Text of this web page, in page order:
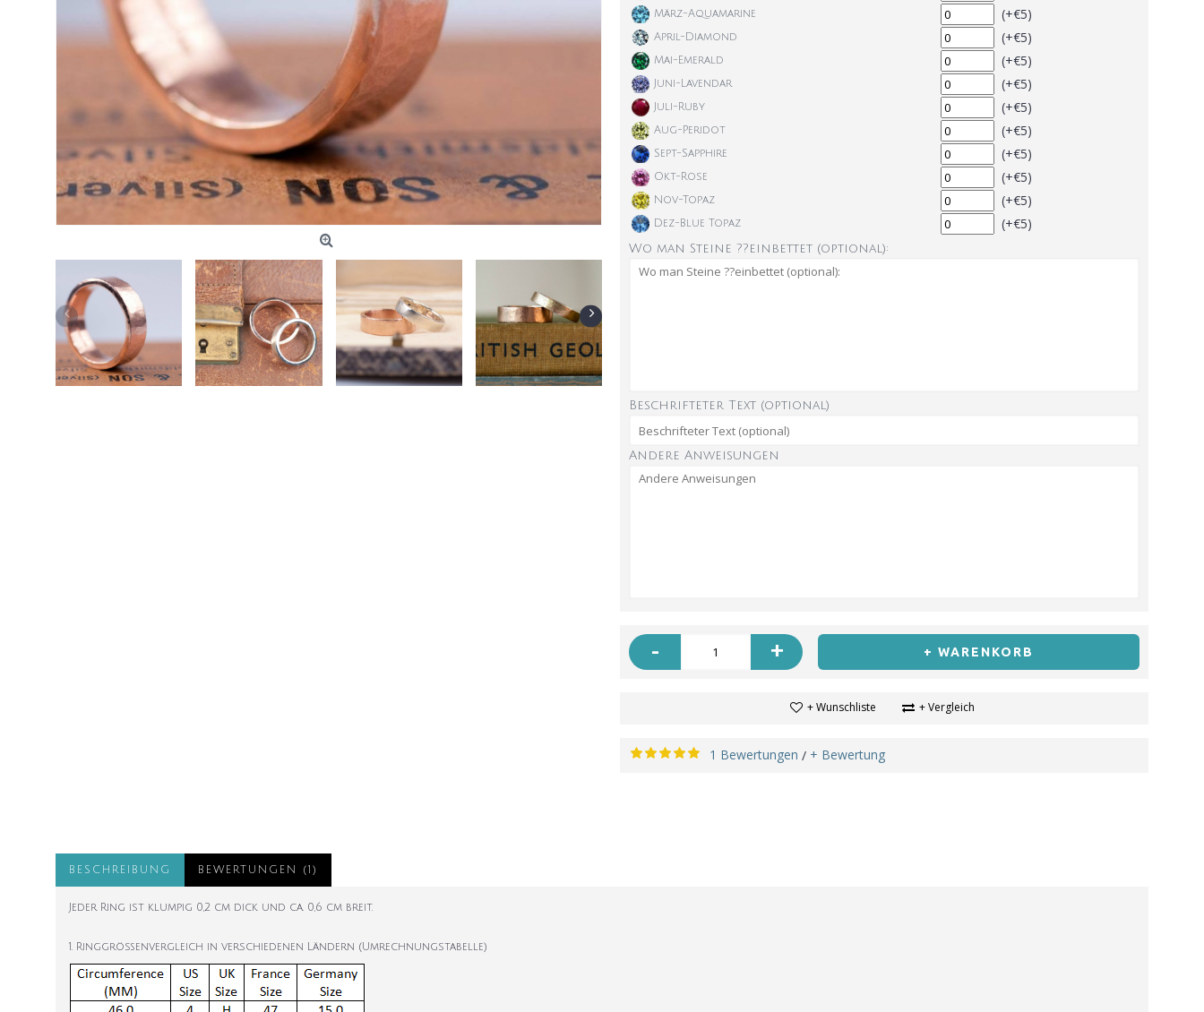
März-Aquamarine (+€5)
April-Diamond (+€5)
Mai-Emerald (+€5)
Juni-Lavendar (+€5)
Juli-Ruby (+€5)
Aug-Peridot (+€5)
Sept-Sapphire (+€5)
Okt-Rose (+€5)
Nov-Topaz (+€5)
Dez-Blue Topaz (+€5)
Wo man Steine ??einbettet (optional):
Beschrifteter Text (optional)
Andere Anweisungen
- + + WARENKORB
+ Wunschliste + Vergleich
1 Bewertungen / + Bewertung
BESCHREIBUNG BEWERTUNGEN (1)
Jeder Ring ist klumpig 0,2 cm dick und ca. 0,6 cm breit.
1. Ringgrößenvergleich in verschiedenen Ländern (Umrechnungstabelle)